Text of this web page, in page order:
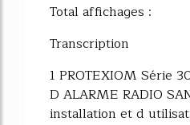
Total affichages :
Transcription
1 PROTEXIOM Série
D ALARME RADIO
installation et d